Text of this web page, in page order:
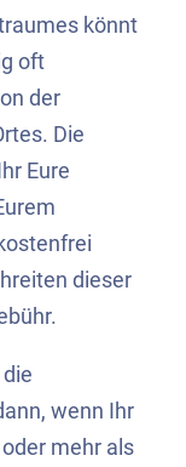
könnt
oft
der
Die
Eure
dieser
wenn Ihr
mehr als